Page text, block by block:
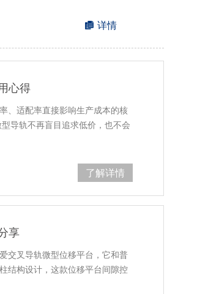
详情
心得
、适配率直接影响生产成本的核
导轨不再盲目追求低价，也不会
了解详情
享
交叉导轨微型位移平台，它和普
结构设计，这款位移平台间隙控